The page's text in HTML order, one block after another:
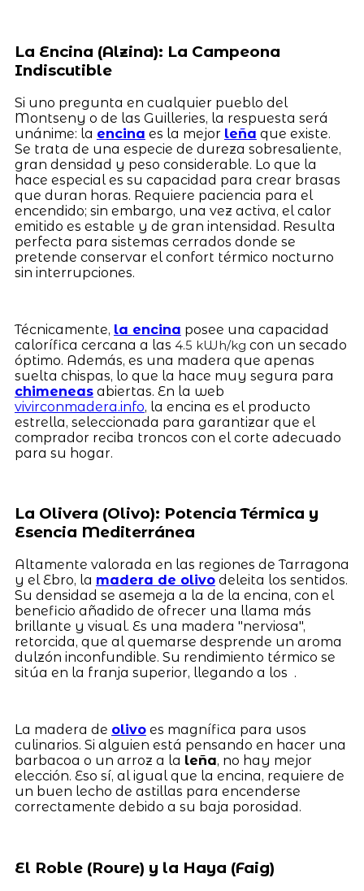
La Encina (Alzina): La Campeona
Indiscutible
Si uno pregunta en cualquier pueblo del
Montseny o de las Guilleries, la respuesta será
unánime: la encina es la mejor leña que existe.
Se trata de una especie de dureza sobresaliente,
gran densidad y peso considerable. Lo que la
hace especial es su capacidad para crear brasas
que duran horas. Requiere paciencia para el
encendido; sin embargo, una vez activa, el calor
emitido es estable y de gran intensidad. Resulta
perfecta para sistemas cerrados donde se
pretende conservar el confort térmico nocturno
sin interrupciones.
Técnicamente, la encina posee una capacidad
calorífica cercana a las 4.5 kWh/kg con un secado
óptimo. Además, es una madera que apenas
suelta chispas, lo que la hace muy segura para
chimeneasabiertas. En la web
vivirconmadera.info, la encina es el producto
estrella, seleccionada para garantizar que el
comprador reciba troncos con el corte adecuado
para su hogar.
La Olivera (Olivo): Potencia Térmica y
Esencia Mediterránea
Altamente valorada en las regiones de Tarragona
y el Ebro, la madera de olivodeleita los sentidos.
Su densidad se asemeja a la de la encina, con el
beneficio añadido de ofrecer una llama más
brillante y visual. Es una madera "nerviosa",
retorcida, que al quemarse desprende un aroma
dulzón inconfundible. Su rendimiento térmico se
sitúa en la franja superior, llegando a los .
La madera de olivoes magnífica para usos
culinarios. Si alguien está pensando en hacer una
barbacoa o un arroz a la leña, no hay mejor
elección. Eso sí, al igual que la encina, requiere de
un buen lecho de astillas para encenderse
correctamente debido a su baja porosidad.
El Roble (Roure) y la Haya (Faig)